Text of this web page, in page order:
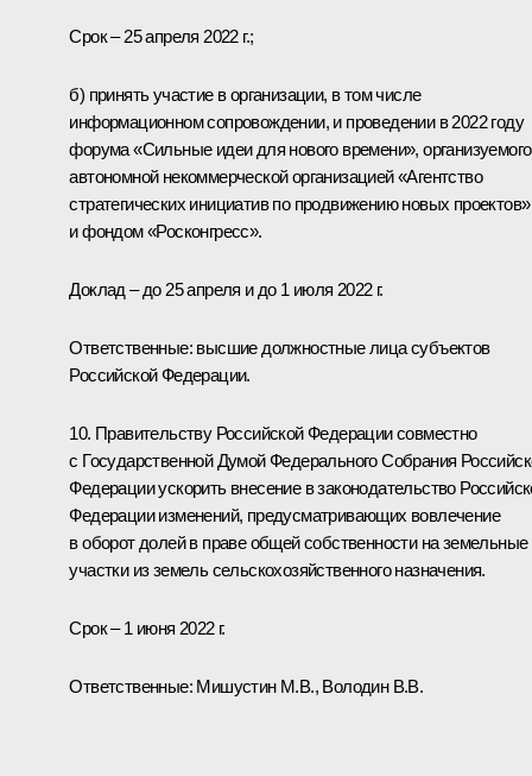
Срок – 25 апреля 2022 г.;
б) принять участие в организации, в том числе
информационном сопровождении, и проведении в 2022 году
форума «Сильные идеи для нового времени», организуемого
автономной некоммерческой организацией «Агентство
стратегических инициатив по продвижению новых проектов»
и фондом «Росконгресс».
Доклад – до 25 апреля и до 1 июля 2022 г.
Ответственные: высшие должностные лица субъектов
Российской Федерации.
10. Правительству Российской Федерации совместно
с Государственной Думой Федерального Собрания
Федерации ускорить внесение в законодательство
Федерации изменений, предусматривающих вовлечение
в оборот долей в праве общей собственности на земельные
участки из земель сельскохозяйственного назначения.
Срок – 1 июня 2022 г.
Ответственные: Мишустин М.В., Володин В.В.